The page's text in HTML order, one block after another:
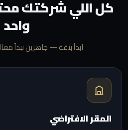
كل اللي شركتك
واحد
ابدأ بثقة — جاهزين نبدأ
المقر الافتراضي